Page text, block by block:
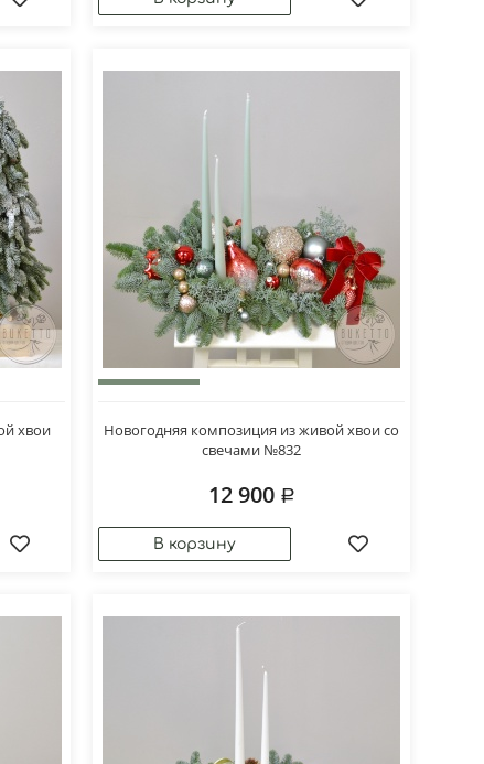
хвои
Новогодняя композиция из живой хвои со
свечами №832
12 900